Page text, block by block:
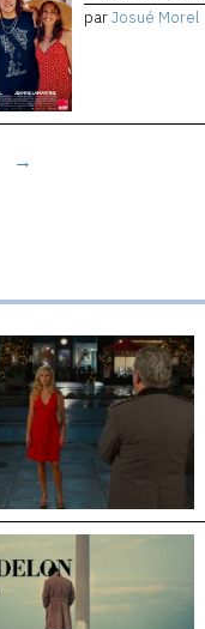
parJosué Morel
→